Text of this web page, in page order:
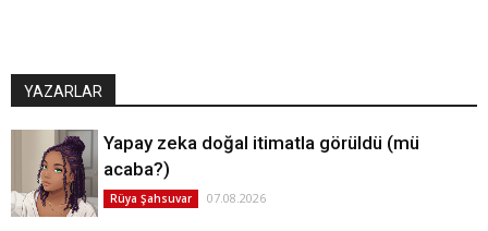
YAZARLAR
Yapay zeka doğal itimatla görüldü (mü
acaba?)
Rüya Şahsuvar 07.08.2026